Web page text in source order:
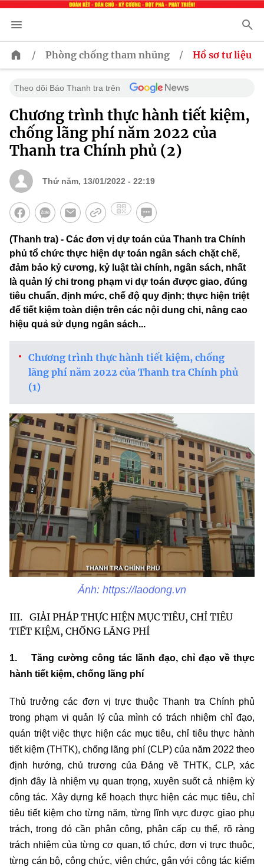
/ Phòng chống tham nhũng / Hồ sơ tư liệu
Theo dõi Báo Thanh tra trên
Chương trình thực hành tiết kiệm,
chống lãng phí năm 2022 của
Thanh tra Chính phủ (2)
Thứ năm, 13/01/2022 - 22:19
(Thanh tra) - Các đơn vị dự toán của Thanh tra Chính
phủ tổ chức thực hiện dự toán ngân sách chặt chẽ,
đảm bảo kỷ cương, kỷ luật tài chính, ngân sách, nhất
là quản lý chi trong phạm vi dự toán được giao, đúng
tiêu chuẩn, định mức, chế độ quy định; thực hiện triệt
để tiết kiệm toàn diện trên các nội dung chi, nâng cao
hiệu quả sử dụng ngân sách...
Chương trình thực hành tiết kiệm, chống
lãng phí năm 2022 của Thanh tra Chính phủ
(1)
Ảnh: https://laodong.vn
III. GIẢI PHÁP THỰC HIỆN MỤC TIÊU, CHỈ TIÊU
TIẾT KIỆM, CHỐNG LÃNG PHÍ
1. Tăng cường công tác lãnh đạo, chỉ đạo về thực
hành tiết kiệm, chống lãng phí
Thủ trưởng các đơn vị trực thuộc Thanh tra Chính phủ
trong phạm vi quản lý của mình có trách nhiệm chỉ đạo,
quán triệt việc thực hiện các mục tiêu, chỉ tiêu thực hành
tiết kiệm (THTK), chống lãng phí (CLP) của năm 2022 theo
định hướng, chủ trương của Đảng về THTK, CLP, xác
định đây là nhiệm vụ quan trọng, xuyên suốt cả nhiệm kỳ
công tác. Xây dựng kế hoạch thực hiện các mục tiêu, chỉ
tiêu tiết kiệm cho từng năm, từng lĩnh vực được giao phụ
trách, trong đó cần phân công, phân cấp cụ thể, rõ ràng
trách nhiệm của từng cơ quan, tổ chức, đơn vị trực thuộc,
từng cán bộ, công chức, viên chức, gắn với công tác kiểm